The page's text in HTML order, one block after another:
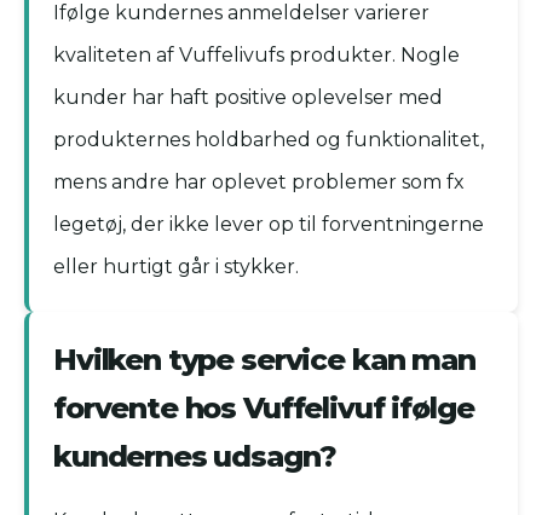
Ifølge kundernes anmeldelser varierer
kvaliteten af Vuffelivufs produkter. Nogle
kunder har haft positive oplevelser med
produkternes holdbarhed og funktionalitet,
mens andre har oplevet problemer som fx
legetøj, der ikke lever op til forventningerne
eller hurtigt går i stykker.
Hvilken type service kan man
forvente hos Vuffelivuf ifølge
kundernes udsagn?